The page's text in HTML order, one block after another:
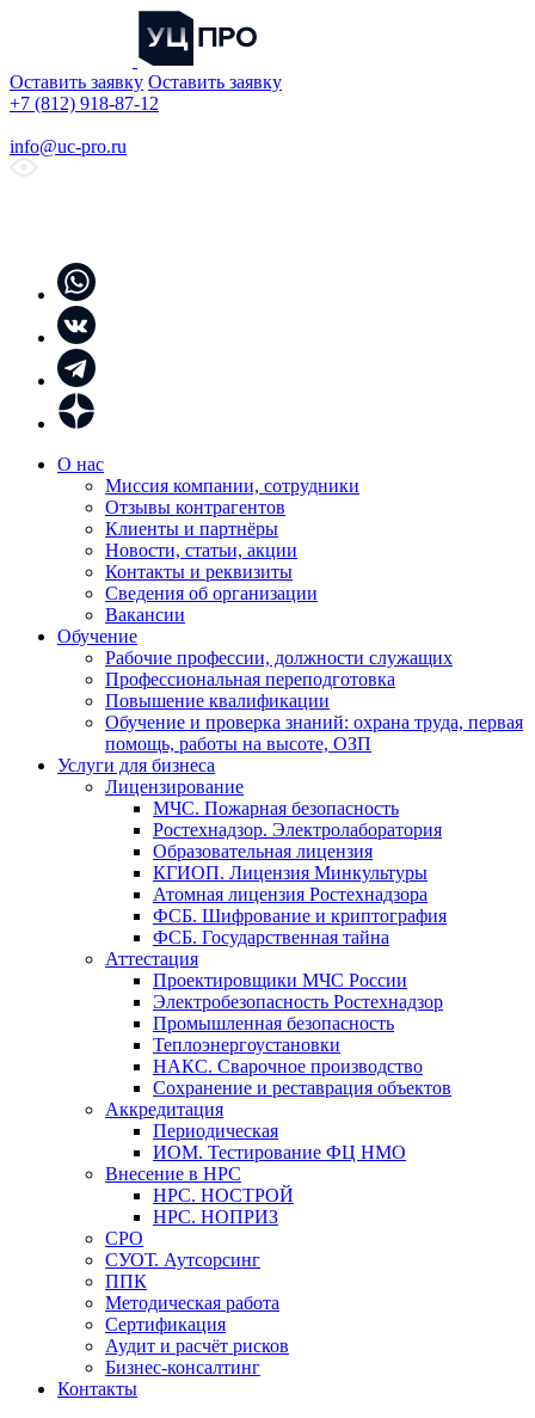
Оставить заявку Оставить заявку
+7 (812) 918-87-12
info@uc-pro.ru
О нас
Миссия компании, сотрудники
Отзывы контрагентов
Клиенты и партнёры
Новости, статьи, акции
Контакты и реквизиты
Сведения об организации
Вакансии
Обучение
Рабочие профессии, должности служащих
Профессиональная переподготовка
Повышение квалификации
Обучение и проверка знаний: охрана труда, первая
помощь, работы на высоте, ОЗП
Услуги для бизнеса
Лицензирование
МЧС. Пожарная безопасность
Ростехнадзор. Электролаборатория
Образовательная лицензия
КГИОП. Лицензия Минкультуры
Атомная лицензия Ростехнадзора
ФСБ. Шифрование и криптография
ФСБ. Государственная тайна
Аттестация
Проектировщики МЧС России
Электробезопасность Ростехнадзор
Промышленная безопасность
Теплоэнергоустановки
НАКС. Сварочное производство
Сохранение и реставрация объектов
Аккредитация
Периодическая
ИОМ. Тестирование ФЦ НМО
Внесение в НРС
НРС. НОСТРОЙ
НРС. НОПРИЗ
СРО
СУОТ. Аутсорсинг
ППК
Методическая работа
Сертификация
Аудит и расчёт рисков
Бизнес-консалтинг
Контакты